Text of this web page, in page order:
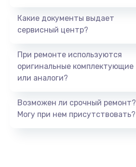
Какие документы выдает
сервисный центр?
При ремонте используются
оригинальные комплектующие
или аналоги?
Возможен ли срочный ремонт?
Могу при нем присутствовать?